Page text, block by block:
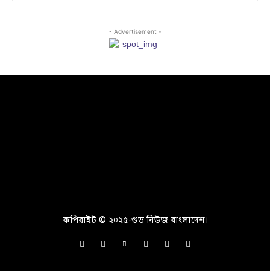
- Advertisement -
কপিরাইট © ২০২৫-গুড নিউজ বাংলাদেশ।